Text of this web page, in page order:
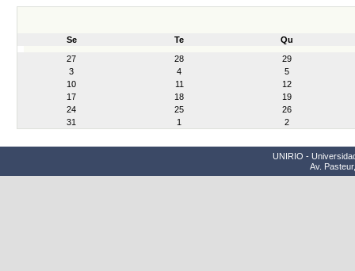
Se Te
Qu
27
28
29
3
4
5
10
11
12
17
18
19
24
25
26
31
1 2
UNIRIO -
Av.